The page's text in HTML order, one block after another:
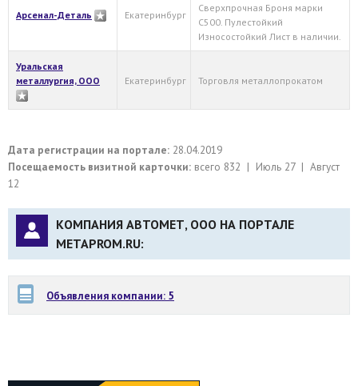
Арсенал-Деталь Екатеринбург
Сверхпрочная Броня марки
С500. Пулестойкий
Износостойкий Лист в наличии.
Уральская
металлургия, ООО
Екатеринбург Торговля металлопрокатом
Дата регистрации на портале: 28.04.2019
Посещаемость визитной карточки: всего 832 | Июль 27 | Август
12
КОМПАНИЯ АВТОМЕТ, ООО НА ПОРТАЛЕ
METAPROM.RU:
Объявления компании: 5